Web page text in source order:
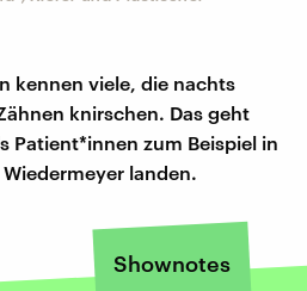
kennen viele, die nachts
knirschen. Das geht
Patient*innen zum Beispiel in
landen.
Shownotes